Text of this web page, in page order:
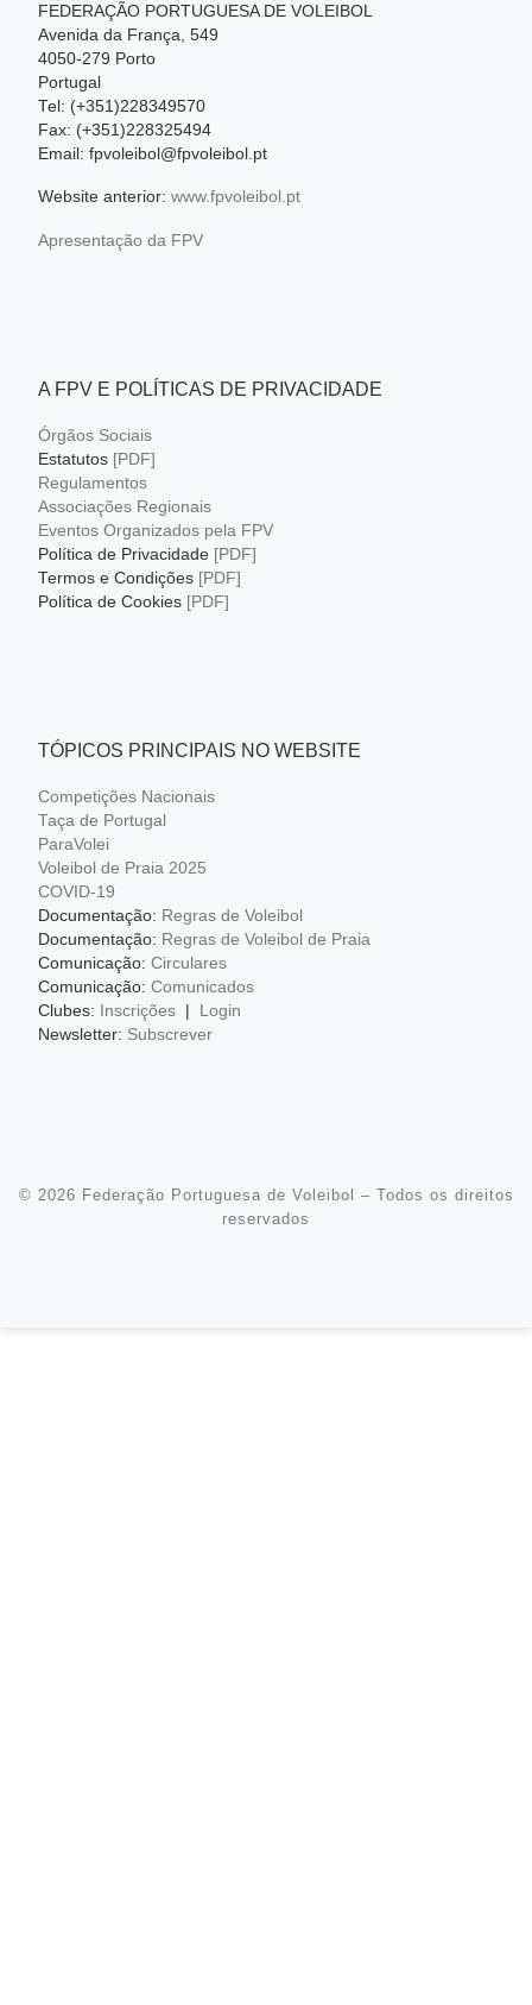
FEDERAÇÃO PORTUGUESA DE VOLEIBOL
Avenida da França, 549
4050-279 Porto
Portugal
Tel: (+351)228349570
Fax: (+351)228325494
Email: fpvoleibol@fpvoleibol.pt
Website anterior: www.fpvoleibol.pt
Apresentação da FPV
A FPV E POLÍTICAS DE PRIVACIDADE
Órgãos Sociais
Estatutos [PDF]
Regulamentos
Associações Regionais
Eventos Organizados pela FPV
Política de Privacidade [PDF]
Termos e Condições [PDF]
Política de Cookies [PDF]
TÓPICOS PRINCIPAIS NO WEBSITE
Competições Nacionais
Taça de Portugal
ParaVolei
Voleibol de Praia 2025
COVID-19
Documentação: Regras de Voleibol
Documentação: Regras de Voleibol de Praia
Comunicação: Circulares
Comunicação: Comunicados
Clubes: Inscrições|
Login
Newsletter: Subscrever
© 2026 Federação Portuguesa de Voleibol
– Todos os direitos
reservados